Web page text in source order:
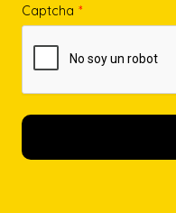
Captcha *